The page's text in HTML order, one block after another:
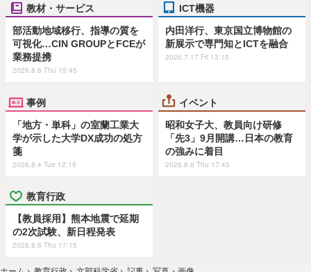
教材・サービス
部活動地域移行、指導の質を
可視化…CIN GROUPとFCEが
業務提携
2026.8.6 Thu 15:45
ICT機器
内田洋行、東京国立博物館の
新展示で専門知とICTを融合
2026.7.17 Fri 13:15
事例
「地方・単科」の室蘭工業大
学が示した大学DX成功の処方
箋
2026.8.4 Tue 12:15
イベント
昭和女子大、教員向け研修
「先3」9月開講…日本の教育
の強みに着目
2026.8.6 Thu 17:45
教育行政
【教員採用】熊本地震で延期
の2次試験、新日程発表
2026.8.6 Thu 17:15